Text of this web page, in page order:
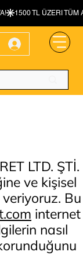
LTD. ŞTİ.
ve kişisel
Bu
internet
nasıl
korunduğunu